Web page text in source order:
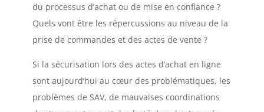
du processus d’achat ou de mise en confiance ?
Quels vont être les répercussions au niveau de la
prise de commandes et des actes de vente ?
Si la sécurisation lors des actes d’achat en ligne
sont aujourd’hui au cœur des problématiques, les
problèmes de SAV, de mauvaises coordinations